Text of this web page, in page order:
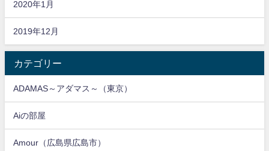
2020年1月
2019年12月
カテゴリー
ADAMAS～アダマス～（東京）
Aiの部屋
Amour（広島県広島市）